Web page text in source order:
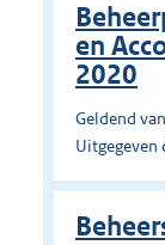
en
2020
Geldend
Uitgegeven